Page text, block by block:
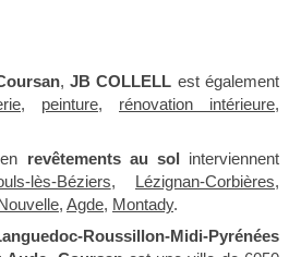
, JB COLLELL est également
, peinture, rénovation intérieure,
revêtements au sol interviennent
lès-Béziers, Lézignan-Corbières,
, Agde, Montady.
Roussillon-Midi-Pyrénées